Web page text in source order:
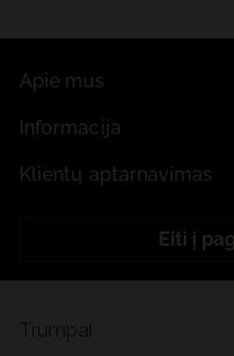
Apie mus
Informacija
Klientų aptarnavimas
Eiti į